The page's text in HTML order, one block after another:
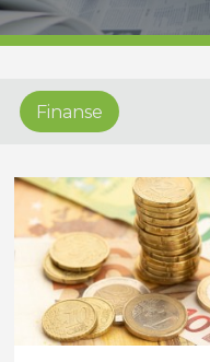
Finanse